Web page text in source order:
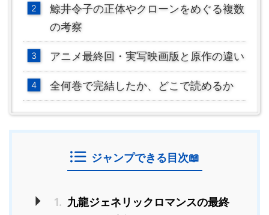
鯨井令子の正体やクローンをめぐる複数
の考察
アニメ最終回・実写映画版と原作の違い
全何巻で完結したか、どこで読めるか
ジャンプできる目次📖
1. 九龍ジェネリックロマンスの最終